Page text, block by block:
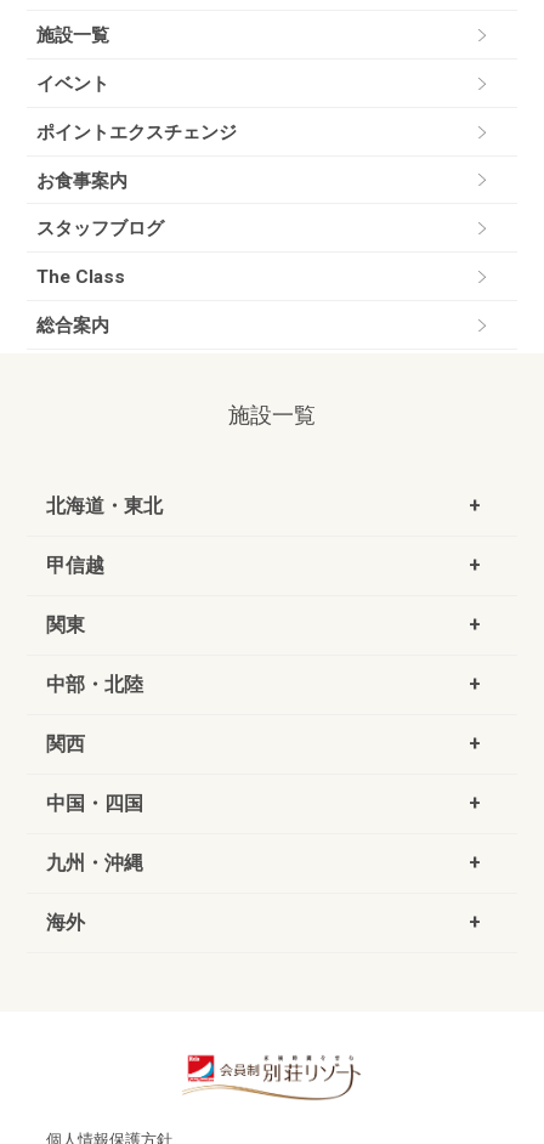
施設一覧
イベント
ポイントエクスチェンジ
お食事案内
スタッフブログ
The Class
総合案内
施設一覧
北海道・東北
甲信越
関東
中部・北陸
関西
中国・四国
九州・沖縄
海外
個人情報保護方針